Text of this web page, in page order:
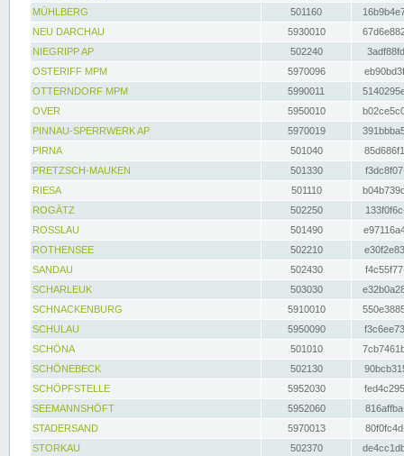
MÜHLBERG
501160
NEU DARCHAU
5930010
NIEGRIPP AP
502240
OSTERIFF MPM
5970096
OTTERNDORF MPM
5990011
OVER
5950010
PINNAU-SPERRWERK AP
5970019
PIRNA
501040
PRETZSCH-MAUKEN
501330
RIESA
501110
ROGÄTZ
502250
ROSSLAU
501490
ROTHENSEE
502210
SANDAU
502430
SCHARLEUK
503030
SCHNACKENBURG
5910010
SCHULAU
5950090
SCHÖNA
501010
SCHÖNEBECK
502130
SCHÖPFSTELLE
5952030
SEEMANNSHÖFT
5952060
STADERSAND
5970013
STORKAU
502370